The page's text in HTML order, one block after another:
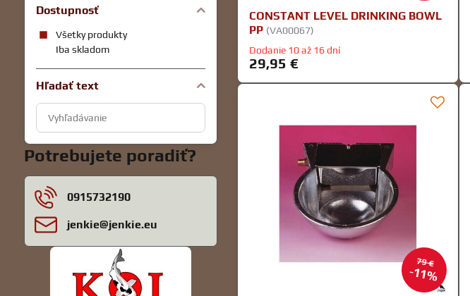
CONSTANT LEVEL DRINKING BOWL
PP (VA00067)
Dodanie 10 až 16 dní
29,95 €
79 €
11%
Dostupnosť
Všetky produkty
Iba skladom
Hľadať text
Prehľadať
výsledky
filtra
fulltextom
Potrebujete poradiť?
0915732190
jenkie​@jenkie​.eu